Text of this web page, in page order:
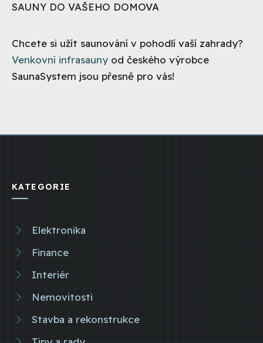
SAUNY DO VAŠEHO DOMOVA
Chcete si užít saunování v pohodlí vaší zahrady?
Venkovní infrasauny od českého výrobce
SaunaSystem jsou přesně pro vás!
KATEGORIE
Elektronika
Finance
Interiér
Nemovitosti
Stavba a rekonstrukce